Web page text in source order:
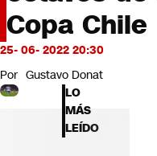
Copa Chile
25- 06- 2022 20:30
Por Gustavo Donat
LO
MÁS
LEÍDO